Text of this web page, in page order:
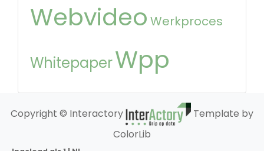
Webvideo Werkproces
WhitepaperWpp
Copyright © Interactory
Template by
ColorLib